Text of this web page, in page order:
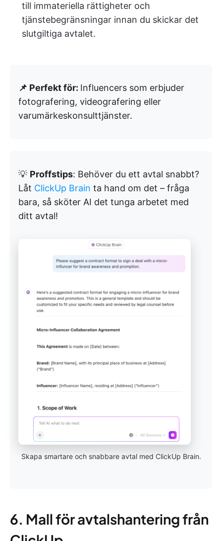
till immateriella rättigheter och
tjänstebegränsningar innan du skickar det
slutgiltiga avtalet.
📌 Perfekt för: Influencers som erbjuder
fotografering, videografering eller
varumärkeskonsulttjänster.
💡 Proffstips: Behöver du ett avtal snabbt?
Låt ClickUp Brain ta hand om det – fråga
bara, så sköter AI det tunga arbetet med
ditt avtal!
Skapa smartare och snabbare avtal med ClickUp Brain.
6. Mall för avtalshantering från